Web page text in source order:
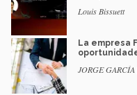
Louis Bissuett
La empresa
JORGE